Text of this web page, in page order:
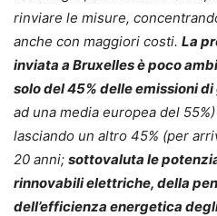
rinviare le misure,
anche con maggiori costi. La
inviata a Bruxelles è poco
solo del 45% delle emissioni
ad una media europea del
lasciando un altro 45% (per
20 anni; sottovaluta le
rinnovabili elettriche, della
dell’efficienza energetica